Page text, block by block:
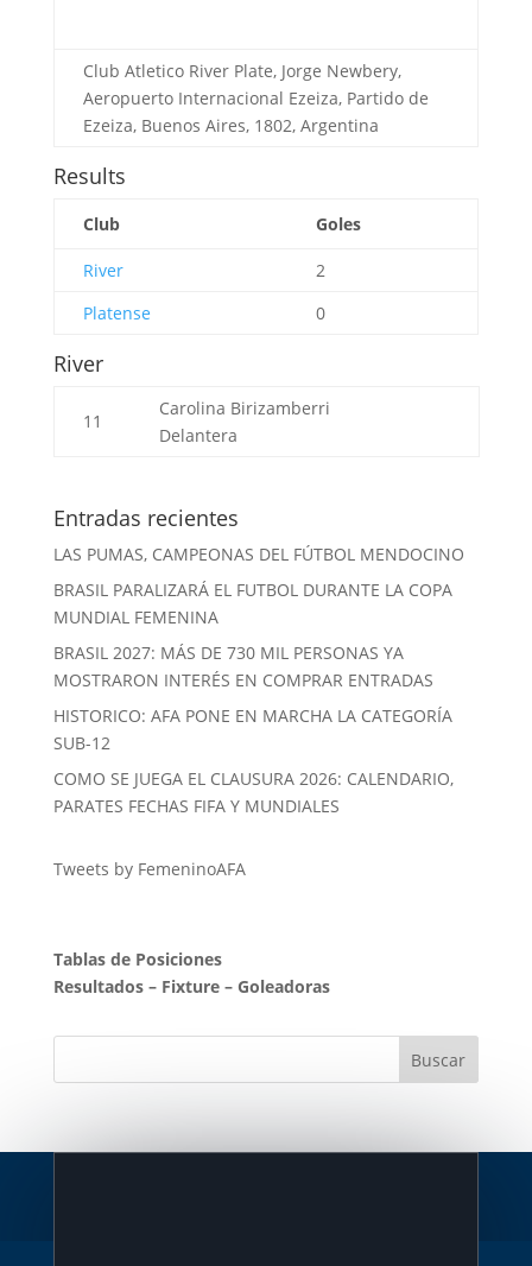
Club Atletico River Plate, Jorge Newbery,
Aeropuerto Internacional Ezeiza, Partido de
Ezeiza, Buenos Aires, 1802, Argentina
Results
Club Goles
River
2
Platense
0
River
11
Carolina Birizamberri
Delantera
Entradas recientes
LAS PUMAS, CAMPEONAS DEL FÚTBOL MENDOCINO
BRASIL PARALIZARÁ EL FUTBOL DURANTE LA COPA
MUNDIAL FEMENINA
BRASIL 2027: MÁS DE 730 MIL PERSONAS YA
MOSTRARON INTERÉS EN COMPRAR ENTRADAS
HISTORICO: AFA PONE EN MARCHA LA CATEGORÍA
SUB-12
COMO SE JUEGA EL CLAUSURA 2026: CALENDARIO,
PARATES FECHAS FIFA Y MUNDIALES
Tweets by FemeninoAFA
Tablas de Posiciones
Resultados– Fixture– Goleadoras